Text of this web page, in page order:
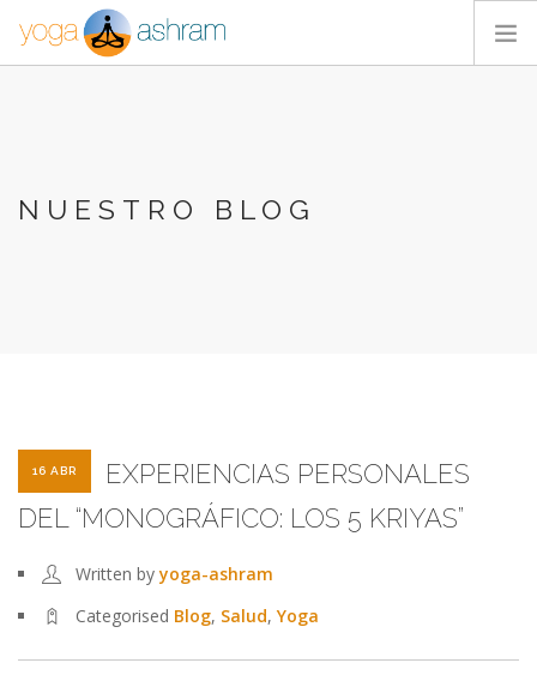
CONTACTA
NUESTRO BLOG
16 ABR
EXPERIENCIAS PERSONALES
DEL “MONOGRÁFICO: LOS 5 KRIYAS”
Written byyoga-ashram
Categorised Blog, Salud,Yoga